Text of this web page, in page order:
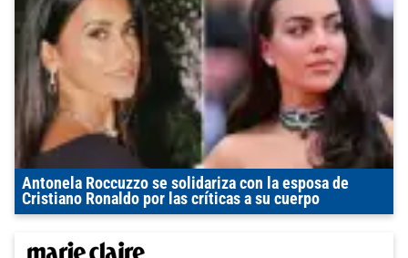
Antonela Roccuzzo se solidariza con la esposa de
Cristiano Ronaldo por las críticas a su cuerpo